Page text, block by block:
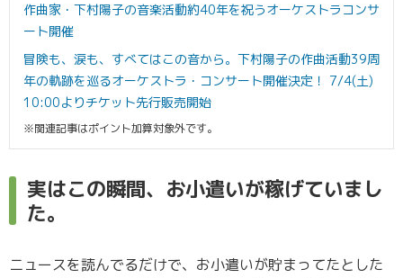
作曲家・下村陽子の音楽活動約40年を祝うオーケストラコンサ
ート開催
冒険も、涙も、すべてはこの音から。下村陽子の作曲活動39周
年の軌跡を巡るオーケストラ・コンサート開催決定！ 7/4(土)
10:00よりチケット先行販売開始
※関連記事はポイント加算対象外です。
実はこの瞬間、お小遣いが稼げていまし
た。
ニュースを読んでるだけで、お小遣いが貯まってたとした